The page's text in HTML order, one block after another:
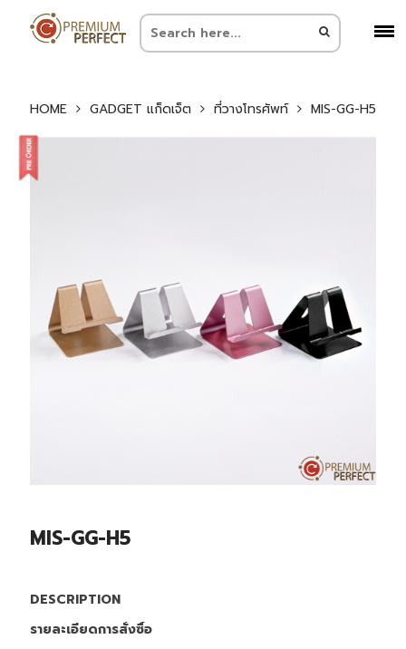
HOME GADGET แก็ดเจ็ต ที่วางโทรศัพท์ MIS-GG-H5
MIS-GG-H5
DESCRIPTION
รายละเอียดการสั่งซื้อ